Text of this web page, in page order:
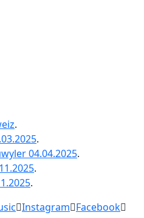
.
.
04.04.2025.
.
.
Instagram Facebook